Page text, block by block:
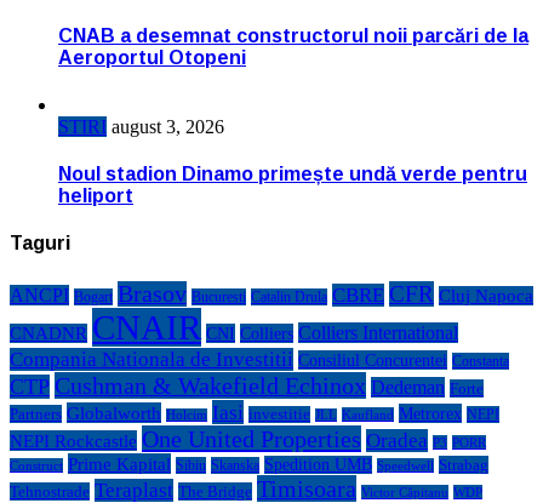
CNAB a desemnat constructorul noii parcări de la
Aeroportul Otopeni
STIRI august 3, 2026
Noul stadion Dinamo primește undă verde pentru
heliport
Taguri
ANCPI Bogart Brasov Bucuresti Catalin Drula CBRE CFR Cluj Napoca
CNADNR CNAIR CNI Colliers Colliers International
Compania Nationala de Investitii Consiliul Concurentei Constanta
CTP Cushman & Wakefield Echinox Dedeman Forte
Partners Globalworth Holcim Iasi investitie JLL Kaufland Metrorex NEPI
NEPI Rockcastle One United Properties Oradea P3 PORR
Construct Prime Kapital Sibiu Skanska Spedition UMB Speedwell Strabag
Tehnostrade Teraplast The Bridge Timisoara Victor Căpitanu WDP